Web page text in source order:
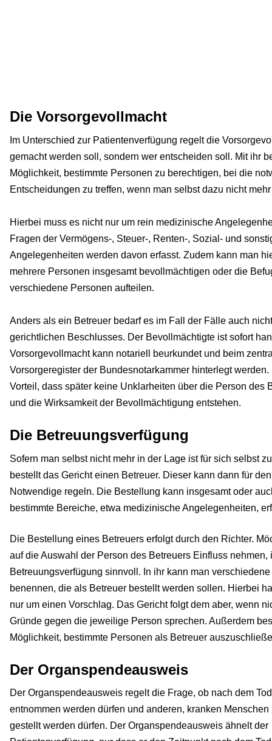
Die Vorsorgevollmacht
Im Unterschied zur Patientenverfügung regelt die
gemacht werden soll, sondern wer entscheiden soll. Mit ihr
Möglichkeit, bestimmte Personen zu berechtigen, bei die
Entscheidungen zu treffen, wenn man selbst dazu nicht
Hierbei muss es nicht nur um rein medizinische
Fragen der Vermögens-, Steuer-, Renten-, Sozial- und
Angelegenheiten werden davon erfasst. Zudem kann man
mehrere Personen insgesamt bevollmächtigen oder die
verschiedene Personen aufteilen.
Anders als ein Betreuer bedarf es im Fall der Fälle auch
gerichtlichen Beschlusses. Der Bevollmächtigte ist sofort
Vorsorgevollmacht kann notariell beurkundet und beim
Vorsorgeregister der Bundesnotarkammer hinterlegt
Vorteil, dass später keine Unklarheiten über die Person des
und die Wirksamkeit der Bevollmächtigung entstehen.
Die Betreuungsverfügung
Sofern man selbst nicht mehr in der Lage ist für sich selbst
bestellt das Gericht einen Betreuer. Dieser kann dann für
Notwendige regeln. Die Bestellung kann insgesamt oder
bestimmte Bereiche, etwa medizinische Angelegenheiten,
Die Bestellung eines Betreuers erfolgt durch den Richter.
auf die Auswahl der Person des Betreuers Einfluss nehmen,
Betreuungsverfügung sinnvoll. In ihr kann man
benennen, die als Betreuer bestellt werden sollen. Hierbei
nur um einen Vorschlag. Das Gericht folgt dem aber, wenn
Gründe gegen die jeweilige Person sprechen. Außerdem
Möglichkeit, bestimmte Personen als Betreuer
Der Organspendeausweis
Der Organspendeausweis regelt die Frage, ob nach dem
entnommen werden dürfen und anderen, kranken Menschen
gestellt werden dürfen. Der Organspendeausweis ähnelt der